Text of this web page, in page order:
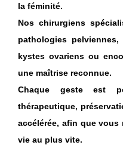
la féminité.
Nos chirurgiens
pathologies pelviennes,
kystes ovariens ou
une maîtrise reconnue.
Chaque geste est
thérapeutique,
accélérée, afin que
vie au plus vite.